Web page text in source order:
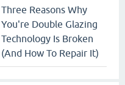
Three Reasons Why
You're Double Glazing
Technology Is Broken
(And How To Repair It)